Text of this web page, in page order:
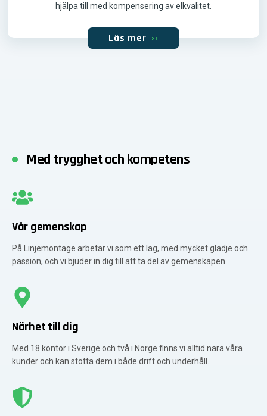
hjälpa till med kompensering av elkvalitet.
Läs mer ››
Med trygghet och kompetens
Vår gemenskap
På Linjemontage arbetar vi som ett lag, med mycket glädje och
passion, och vi bjuder in dig till att ta del av gemenskapen.
Närhet till dig
Med 18 kontor i Sverige och två i Norge finns vi alltid nära våra
kunder och kan stötta dem i både drift och underhåll.